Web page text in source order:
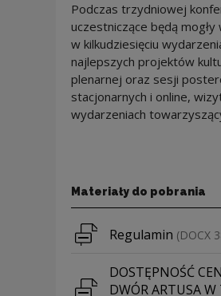
Podczas trzydniowej
uczestniczące będą mogły
w kilkudziesięciu
najlepszych projektów
plenarnej oraz sesji
stacjonarnych i online,
wydarzeniach
Materiały do pobrania
Pobierz plik
Regulamin (DOCX
Pobierz plik
DOSTĘPNOŚĆ
DWÓR ARTUSA